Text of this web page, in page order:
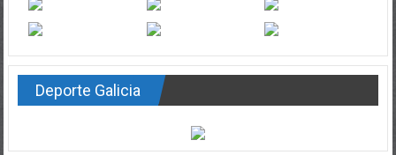
Deporte Galicia